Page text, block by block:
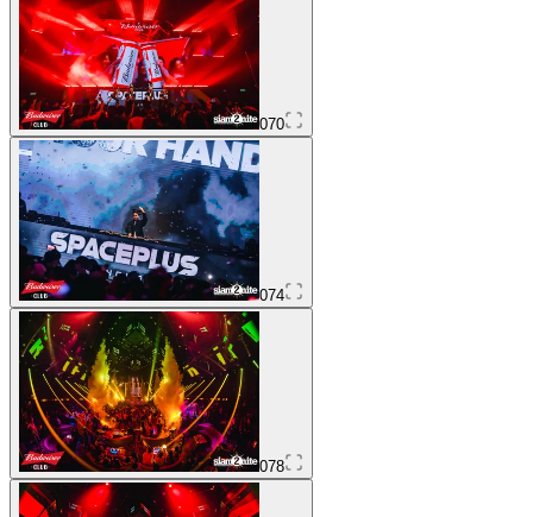
070
074
078